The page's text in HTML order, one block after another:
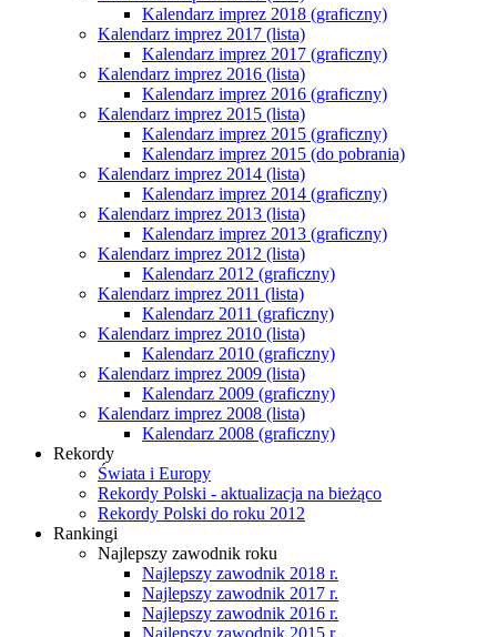
Kalendarz imprez 2018 (graficzny)
Kalendarz imprez 2017 (lista)
Kalendarz imprez 2017 (graficzny)
Kalendarz imprez 2016 (lista)
Kalendarz imprez 2016 (graficzny)
Kalendarz imprez 2015 (lista)
Kalendarz imprez 2015 (graficzny)
Kalendarz imprez 2015 (do pobrania)
Kalendarz imprez 2014 (lista)
Kalendarz imprez 2014 (graficzny)
Kalendarz imprez 2013 (lista)
Kalendarz imprez 2013 (graficzny)
Kalendarz imprez 2012 (lista)
Kalendarz 2012 (graficzny)
Kalendarz imprez 2011 (lista)
Kalendarz 2011 (graficzny)
Kalendarz imprez 2010 (lista)
Kalendarz 2010 (graficzny)
Kalendarz imprez 2009 (lista)
Kalendarz 2009 (graficzny)
Kalendarz imprez 2008 (lista)
Kalendarz 2008 (graficzny)
Rekordy
Świata i Europy
Rekordy Polski - aktualizacja na bieżąco
Rekordy Polski do roku 2012
Rankingi
Najlepszy zawodnik roku
Najlepszy zawodnik 2018 r.
Najlepszy zawodnik 2017 r.
Najlepszy zawodnik 2016 r.
Najlepszy zawodnik 2015 r.